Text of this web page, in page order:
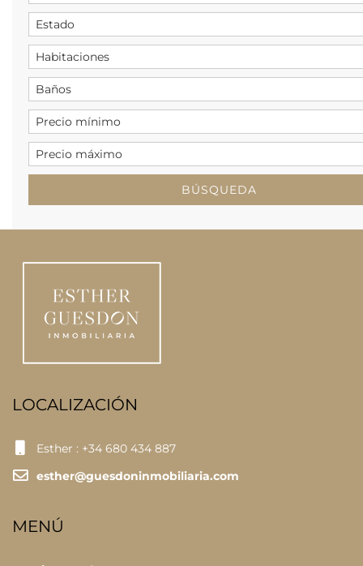
LOCALIZACIÓN
Esther : +34 680 434 887
esther@guesdoninmobiliaria.com
MENÚ